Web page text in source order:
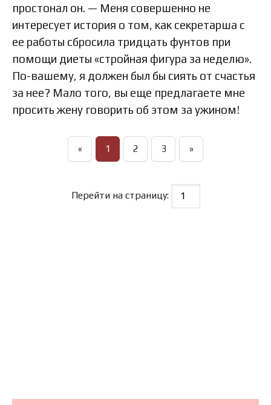
простонал он. — Меня совершенно не
интересует история о том, как секретарша с
ее работы сбросила тридцать фунтов при
помощи диеты «стройная фигура за неделю».
По-вашему, я должен был бы сиять от счастья
за нее? Мало того, вы еще предлагаете мне
просить жену говорить об этом за ужином!
« 1 2 3 »
Перейти на страницу: